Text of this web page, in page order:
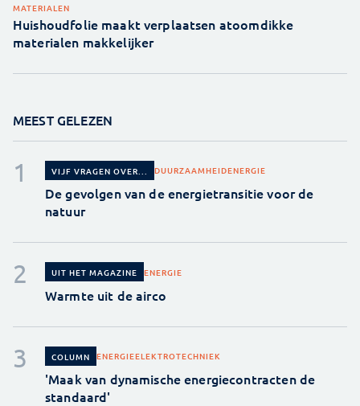
MATERIALEN
Huishoudfolie maakt verplaatsen atoomdikke
materialen makkelijker
MEEST GELEZEN
VIJF VRAGEN OVER... DUURZAAMHEIDENERGIE
De gevolgen van de energietransitie voor de
natuur
UIT HET MAGAZINE ENERGIE
Warmte uit de airco
COLUMN ENERGIEELEKTROTECHNIEK
'Maak van dynamische energiecontracten de
standaard'